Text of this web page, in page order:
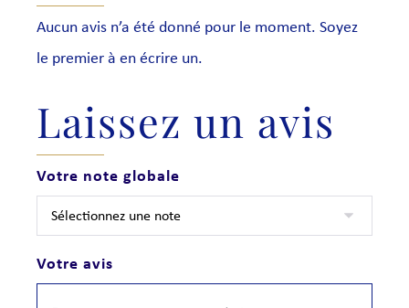
Aucun avis n’a été donné pour le moment. Soyez
le premier à en écrire un.
Laissez un avis
Votre note globale
Votre avis